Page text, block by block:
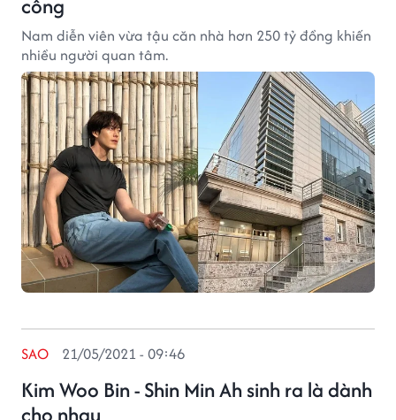
Nam diễn viên vừa tậu căn nhà hơn 250 tỷ đồng khiến
nhiều người quan tâm.
Kim Woo Bin - Shin Min Ah sinh ra là dành
SAO 21/05/2021 - 09:46